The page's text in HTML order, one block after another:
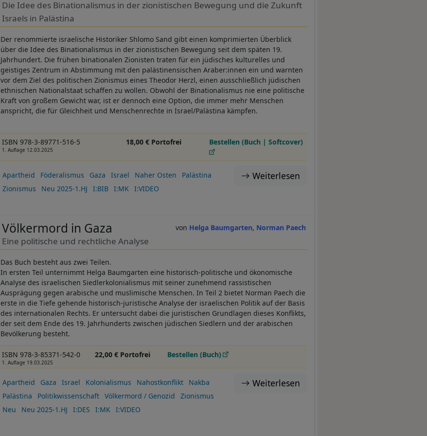
Die Idee des Binationalismus in der zionistischen Bewegung und die Zukunft
Israels in Palästina
Der renommierte israelische Historiker Shlomo Sand gibt einen komprimierten Überblick
über die Idee des Binationalismus in der zionistischen Bewegung seit dem späten 19.
Jahrhundert. Die frühen binationalen Zionisten traten für ein jüdisches kulturelles und
geistiges Zentrum in Abstimmung mit den palästinensischen Araber:innen ein und warnten
vor dem Ziel des politischen Zionismus eines Theodor Herzl, einen ausschließlich jüdischen
ethnischen Nationalstaat schaffen zu wollen. Obwohl der Binationalismus nie eine politische
Kraft von großem Gewicht war, ist er dennoch eine Option, die immer mehr Menschen
anspricht, die für Gleichheit und Menschenrechte in Israel/Palästina kämpfen.
ISBN 978-3-89771-516-5
1. Auflage 12.03.2025
18,00 € Portofrei Bestellen (Buch | Softcover)
Weiterlesen
Apartheid Föderalismus Gaza Israel Naher Osten
Palästina
Zionismus
Neu 2025-1.HJ I:BIB I:MK I:VIDEO
Helga Baumgarten Norman Paech
Völkermord in Gaza
Eine politische und rechtliche Analyse
Das Buch besteht aus zwei Teilen.
In ersten Teil unternimmt Helga Baumgarten eine historisch-politische und ökonomische
Analyse des israelischen Siedlerkolonialismus mit seiner zunehmend rassistischen
Ausprägung gegen arabische und muslimische Menschen. In Teil 2 bietet Norman Paech die
erste in die Tiefe gehende historisch-juristische Analyse der israelischen Politik auf der Basis
des internationalen Rechts. Er untersucht dabei die juristischen Grundlagen dieses Konflikts,
der seit dem Ende des 19. Jahrhunderts zwischen jüdischen Siedlern und der arabischen
Bevölkerung besteht.
ISBN 978-3-85371-542-0
1. Auflage 19.03.2025
22,00 € Portofrei Bestellen (Buch)
Weiterlesen
Apartheid Gaza Israel Kolonialismus Nahostkonflikt
Nakba
Palästina
Politikwissenschaft Völkermord / Genozid
Zionismus
Neu
Neu 2025-1.HJ I:DES I:MK I:VIDEO